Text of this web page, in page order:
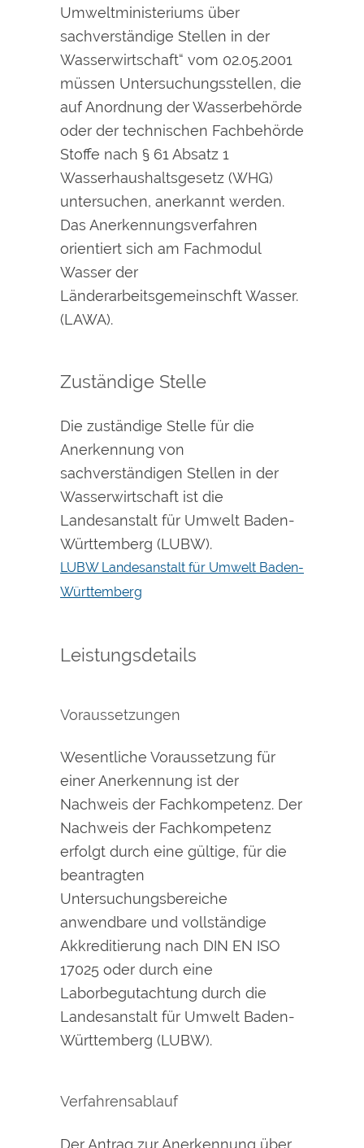
Umweltministeriums über
sachverständige Stellen in der
Wasserwirtschaft“ vom 02.05.2001
müssen Untersuchungsstellen, die
auf Anordnung der Wasserbehörde
oder der technischen Fachbehörde
Stoffe nach § 61 Absatz 1
Wasserhaushaltsgesetz (WHG)
untersuchen, anerkannt werden.
Das Anerkennungsverfahren
orientiert sich am Fachmodul
Wasser der
Länderarbeitsgemeinschft Wasser.
(LAWA).
Zuständige Stelle
Die zuständige Stelle für die
Anerkennung von
sachverständigen Stellen in der
Wasserwirtschaft ist die
Landesanstalt für Umwelt Baden-
Württemberg (LUBW).
LUBW Landesanstalt für Umwelt Baden-
Württemberg
Leistungsdetails
Voraussetzungen
Wesentliche Voraussetzung für
einer Anerkennung ist der
Nachweis der Fachkompetenz. Der
Nachweis der Fachkompetenz
erfolgt durch eine gültige, für die
beantragten
Untersuchungsbereiche
anwendbare und vollständige
Akkreditierung nach DIN EN ISO
17025 oder durch eine
Laborbegutachtung durch die
Landesanstalt für Umwelt Baden-
Württemberg (LUBW).
Verfahrensablauf
Der Antrag zur Anerkennung über